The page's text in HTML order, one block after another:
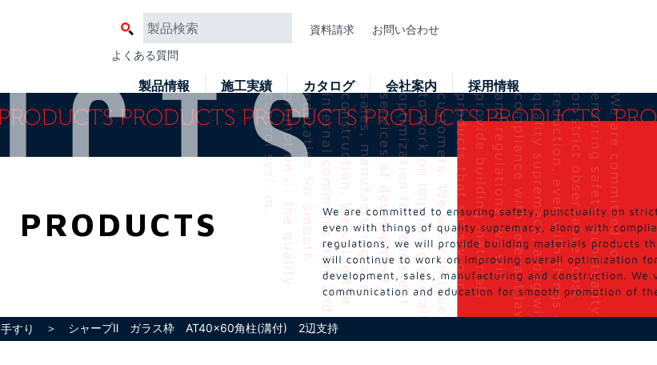
資料請求
お問い合わせ
よくある質問
製品情報 施工実績 カタログ 会社案内 採用情報
PRODUCTS
手すり ＞ シャープⅡ ガラス枠 AT40x60角柱(溝付) 2辺支持